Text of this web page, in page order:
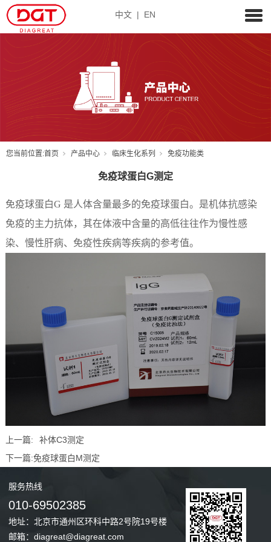
中文 | EN
您当前位置:首页 产品中心 临床生化系列 免疫功能类
免疫球蛋白G测定
免疫球蛋白G 是人体含量最多的免疫球蛋白。是机体抗感染
免疫的主力抗体，其在体液中含量的高低往往作为慢性感
染、慢性肝病、免疫性疾病等疾病的参考值。
上一篇:
补体C3测定
下一篇:免疫球蛋白M测定
服务热线
010-69502385
地址：北京市通州区环科中路2号院19号楼
邮箱：diagreat@diagreat.com